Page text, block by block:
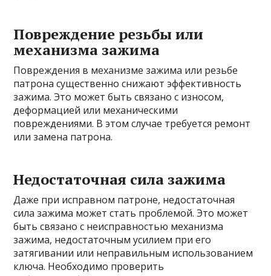
Повреждение резьбы или
механизма зажима
Повреждения в механизме зажима или резьбе
патрона существенно снижают эффективность
зажима. Это может быть связано с износом,
деформацией или механическими
повреждениями. В этом случае требуется ремонт
или замена патрона.
Недостаточная сила зажима
Даже при исправном патроне, недостаточная
сила зажима может стать проблемой. Это может
быть связано с неисправностью механизма
зажима, недостаточным усилием при его
затягивании или неправильным использованием
ключа. Необходимо проверить